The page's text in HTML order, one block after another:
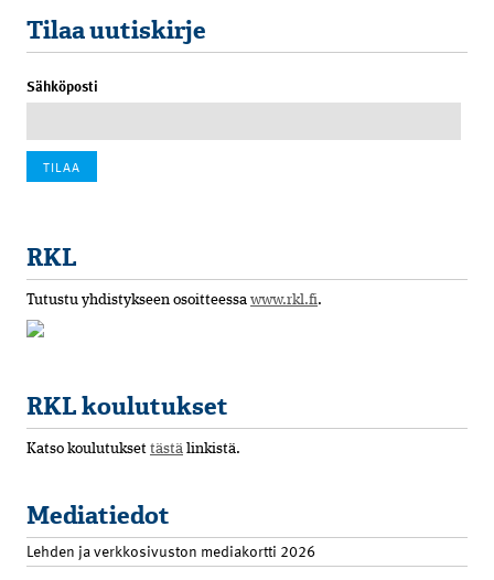
Tilaa uutiskirje
Sähköposti
RKL
Tutustu yhdistykseen osoitteessa www.rkl.fi.
RKL koulutukset
Katso koulutukset tästä linkistä.
Mediatiedot
Lehden ja verkkosivuston mediakortti 2026